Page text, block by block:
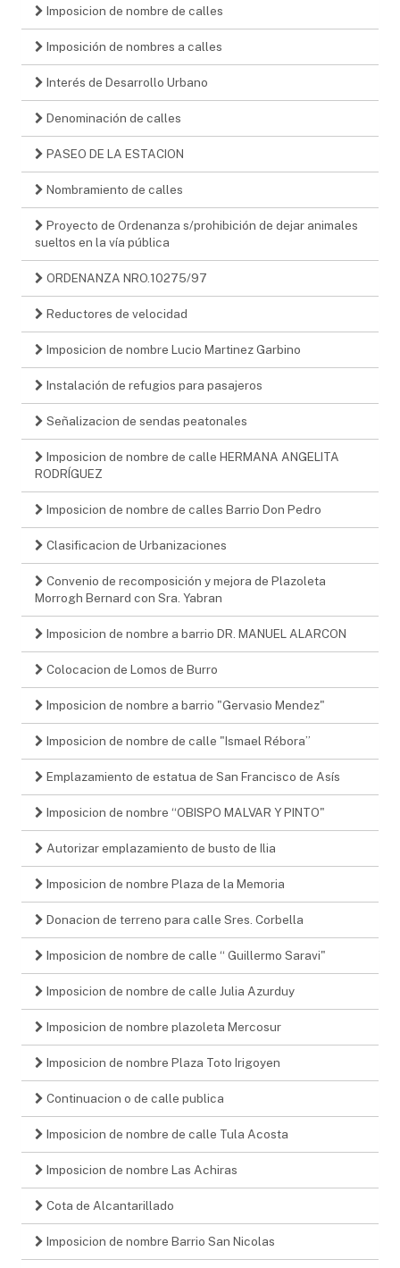
Imposicion de nombre de calles
Imposición de nombres a calles
Interés de Desarrollo Urbano
Denominación de calles
PASEO DE LA ESTACION
Nombramiento de calles
Proyecto de Ordenanza s/prohibición de dejar animales
sueltos en la vía pública
ORDENANZA NRO.10275/97
Reductores de velocidad
Imposicion de nombre Lucio Martinez Garbino
Instalación de refugios para pasajeros
Señalizacion de sendas peatonales
Imposicion de nombre de calle HERMANA ANGELITA
RODRÍGUEZ
Imposicion de nombre de calles Barrio Don Pedro
Clasificacion de Urbanizaciones
Convenio de recomposición y mejora de Plazoleta
Morrogh Bernard con Sra. Yabran
Imposicion de nombre a barrio DR. MANUEL ALARCON
Colocacion de Lomos de Burro
Imposicion de nombre a barrio "Gervasio Mendez"
Imposicion de nombre de calle "Ismael Rébora”
Emplazamiento de estatua de San Francisco de Asís
Imposicion de nombre “OBISPO MALVAR Y PINTO"
Autorizar emplazamiento de busto de Ilia
Imposicion de nombre Plaza de la Memoria
Donacion de terreno para calle Sres. Corbella
Imposicion de nombre de calle “ Guillermo Saravi"
Imposicion de nombre de calle Julia Azurduy
Imposicion de nombre plazoleta Mercosur
Imposicion de nombre Plaza Toto Irigoyen
Continuacion o de calle publica
Imposicion de nombre de calle Tula Acosta
Imposicion de nombre Las Achiras
Cota de Alcantarillado
Imposicion de nombre Barrio San Nicolas